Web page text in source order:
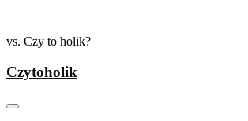
vs. Czy to holik?
Czytoholik